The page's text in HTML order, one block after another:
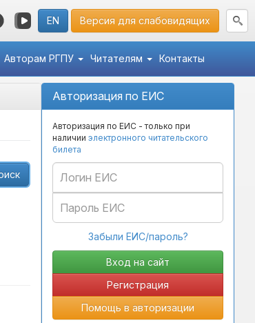
EN Версия для слабовидящих
Авторам РГПУ Читателям Контакты
Авторизация по ЕИС
Авторизация по ЕИС - только при
наличии электронного читательского
билета
Забыли ЕИС/пароль?
Регистрация
Помощь в авторизации